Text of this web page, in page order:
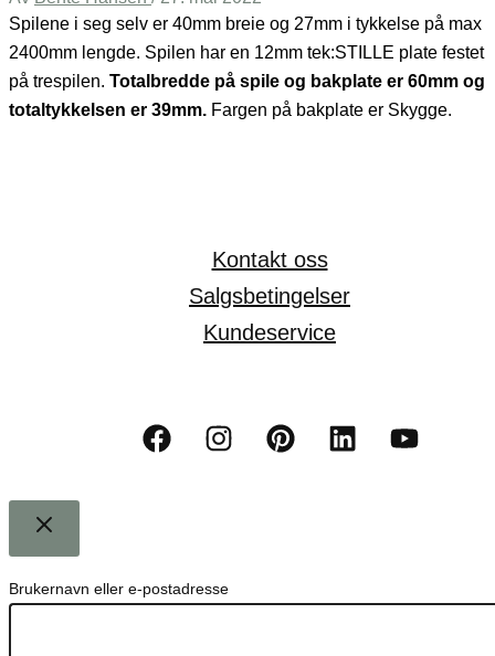
Spilene i seg selv er 40mm breie og 27mm i tykkelse på max
2400mm lengde. Spilen har en 12mm tek:STILLE plate festet
på trespilen. Totalbredde på spile og bakplate er 60mm og
totaltykkelsen er 39mm. Fargen på bakplate er Skygge.
Kontakt oss
Salgsbetingelser
Kundeservice
Brukernavn eller e-postadresse